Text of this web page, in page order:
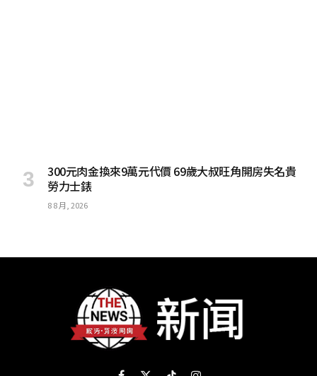
300元肉金換來9萬元代價 69歲大叔旺角開房失名貴
勞力士錶
8 8 月, 2026